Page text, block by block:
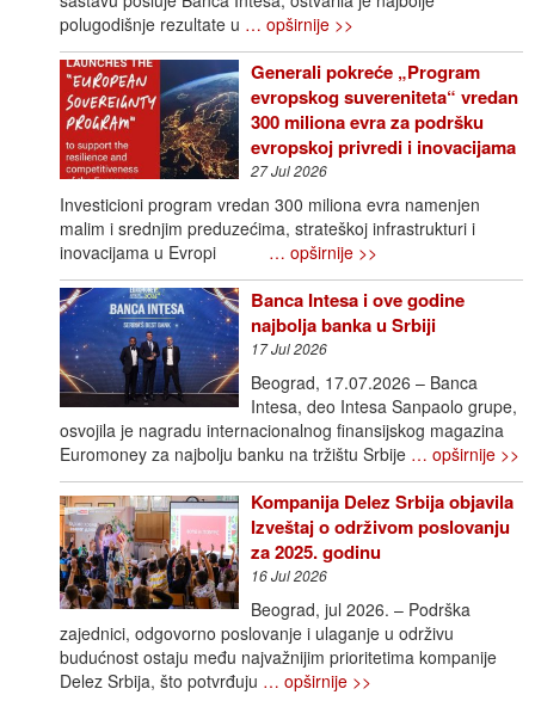
polugodišnje rezultate u … opširnije >>
Generali pokreće „Program
evropskog suvereniteta“ vredan
300 miliona evra za podršku
evropskoj privredi i inovacijama
27 Jul 2026
Investicioni program vredan 300 miliona evra namenjen
malim i srednjim preduzećima, strateškoj infrastrukturi i
inovacijama u Evropi … opširnije >>
Banca Intesa i ove godine
najbolja banka u Srbiji
17 Jul 2026
Beograd, 17.07.2026 – Banca
Intesa, deo Intesa Sanpaolo grupe,
osvojila je nagradu internacionalnog finansijskog magazina
Euromoney za najbolju banku na tržištu Srbije … opširnije >>
Kompanija Delez Srbija objavila
Izveštaj o održivom poslovanju
za 2025. godinu
16 Jul 2026
Beograd, jul 2026. – Podrška
zajednici, odgovorno poslovanje i ulaganje u održivu
budućnost ostaju među najvažnijim prioritetima kompanije
Delez Srbija, što potvrđuju … opširnije >>